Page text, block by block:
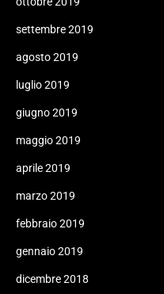
settembre 2019
agosto 2019
luglio 2019
giugno 2019
maggio 2019
aprile 2019
marzo 2019
febbraio 2019
gennaio 2019
dicembre 2018